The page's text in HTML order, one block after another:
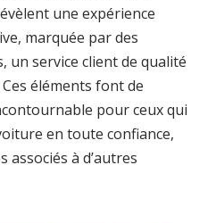
une expérience
marquée par des
un service client de qualité
éléments font de
pour ceux qui
en toute confiance,
à d’autres